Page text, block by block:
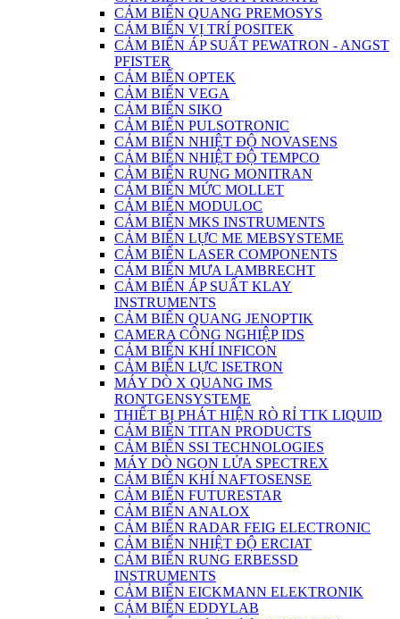
CẢM BIẾN QUANG PREMOSYS
CẢM BIẾN VỊ TRÍ POSITEK
CẢM BIẾN ÁP SUẤT PEWATRON - ANGST
PFISTER
CẢM BIẾN OPTEK
CẢM BIẾN VEGA
CẢM BIẾN SIKO
CẢM BIẾN PULSOTRONIC
CẢM BIẾN NHIỆT ĐỘ NOVASENS
CẢM BIẾN NHIỆT ĐỘ TEMPCO
CẢM BIẾN RUNG MONITRAN
CẢM BIẾN MỨC MOLLET
CẢM BIẾN MODULOC
CẢM BIẾN MKS INSTRUMENTS
CẢM BIẾN LỰC ME MEBSYSTEME
CẢM BIẾN LASER COMPONENTS
CẢM BIẾN MƯA LAMBRECHT
CẢM BIẾN ÁP SUẤT KLAY
INSTRUMENTS
CẢM BIẾN QUANG JENOPTIK
CAMERA CÔNG NGHIỆP IDS
CẢM BIẾN KHÍ INFICON
CẢM BIẾN LỰC ISETRON
MÁY DÒ X QUANG IMS
RONTGENSYSTEME
THIẾT BỊ PHÁT HIỆN RÒ RỈ TTK LIQUID
CẢM BIẾN TITAN PRODUCTS
CẢM BIẾN SSI TECHNOLOGIES
MÁY DÒ NGỌN LỬA SPECTREX
CẢM BIẾN KHÍ NAFTOSENSE
CẢM BIẾN FUTURESTAR
CẢM BIẾN ANALOX
CẢM BIẾN RADAR FEIG ELECTRONIC
CẢM BIẾN NHIỆT ĐỘ ERCIAT
CẢM BIẾN RUNG ERBESSD
INSTRUMENTS
CẢM BIẾN EICKMANN ELEKTRONIK
CẢM BIẾN EDDYLAB